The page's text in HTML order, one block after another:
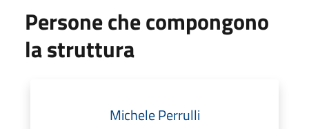
Persone che compongono
la struttura
Michele Perrulli